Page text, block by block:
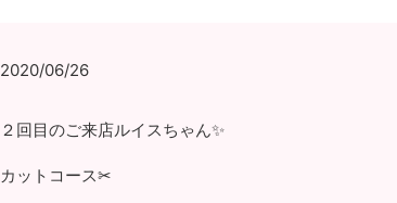
2020/06/26
２回目のご来店ルイスちゃん✨
カットコース✂